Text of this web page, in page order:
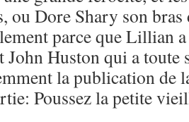
ou Dore Shary son
parce que Lillian
John Huston qui a toute
la publication de
Poussez la petite